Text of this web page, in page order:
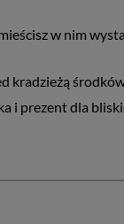
w nim
kradzieżą
i prezent dla